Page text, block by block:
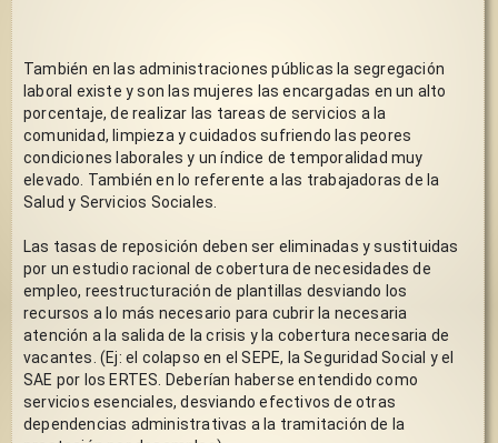
También en las administraciones públicas la segregación
laboral existe y son las mujeres las encargadas en un alto
porcentaje, de realizar las tareas de servicios a la
comunidad, limpieza y cuidados sufriendo las peores
condiciones laborales y un índice de temporalidad muy
elevado. También en lo referente a las trabajadoras de la
Salud y Servicios Sociales.
Las tasas de reposición deben ser eliminadas y sustituidas
por un estudio racional de cobertura de necesidades de
empleo, reestructuración de plantillas desviando los
recursos a lo más necesario para cubrir la necesaria
atención a la salida de la crisis y la cobertura necesaria de
vacantes. (Ej: el colapso en el SEPE, la Seguridad Social y el
SAE por los ERTES. Deberían haberse entendido como
servicios esenciales, desviando efectivos de otras
dependencias administrativas a la tramitación de la